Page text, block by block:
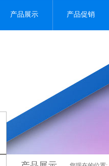
产品展示 产品促销